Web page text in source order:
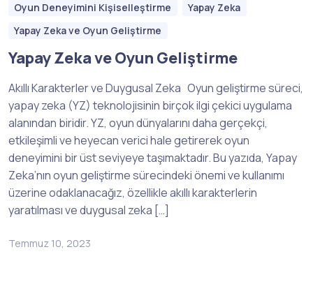
Oyun Deneyimini Kişiselleştirme
Yapay Zeka
Yapay Zeka ve Oyun Geliştirme
Yapay Zeka ve Oyun Geliştirme
Akıllı Karakterler ve Duygusal Zeka Oyun geliştirme süreci,
yapay zeka (YZ) teknolojisinin birçok ilgi çekici uygulama
alanından biridir. YZ, oyun dünyalarını daha gerçekçi,
etkileşimli ve heyecan verici hale getirerek oyun
deneyimini bir üst seviyeye taşımaktadır. Bu yazıda, Yapay
Zeka’nın oyun geliştirme sürecindeki önemi ve kullanımı
üzerine odaklanacağız, özellikle akıllı karakterlerin
yaratılması ve duygusal zeka […]
Temmuz 10, 2023